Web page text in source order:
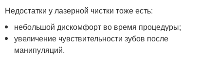
Недостатки у лазерной чистки тоже есть:
небольшой дискомфорт во время процедуры;
увеличение чувствительности зубов после
манипуляций.